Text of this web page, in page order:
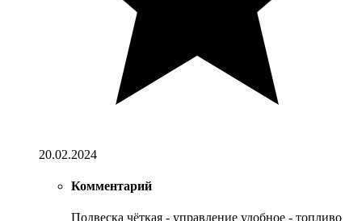
20.02.2024
Комментарий
Подвеска чёткая - управление удобное - топливо